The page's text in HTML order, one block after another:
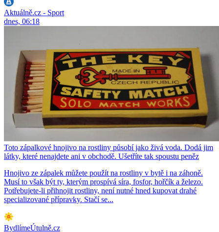
Aktuálně.cz - Sport
dnes, 06:18
Toto zápalkové hnojivo na rostliny působí jako živá voda. Dodá jim
látky, které nenajdete ani v obchodě. Ušetříte tak spoustu peněz
Hnojivo ze zápalek můžete použít na rostliny v bytě i na záhoně.
Musí to však být ty, kterým prospívá síra, fosfor, hořčík a železo.
Potřebujete-li přihnojit rostliny, není nutné hned kupovat drahé
specializované přípravky. Stačí se...
BydlímeÚtulně.cz